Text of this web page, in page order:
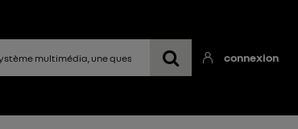
connexion